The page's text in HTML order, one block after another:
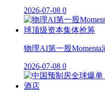
2026-07-08 0
物理AI第一股
2026-07-08 0